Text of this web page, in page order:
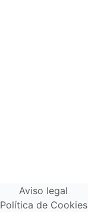
Aviso legal
Política de Cookies